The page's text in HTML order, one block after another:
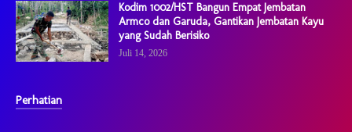
Kodim 1002/HST Bangun Empat Jembatan
Armco dan Garuda, Gantikan Jembatan Kayu
yang Sudah Berisiko
Juli 14, 2026
Perhatian